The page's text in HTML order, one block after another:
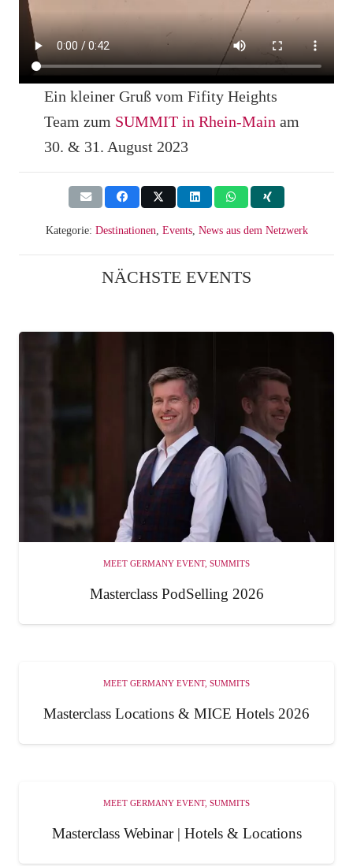
Ein kleiner Gruß vom Fifity Heights
Team zum SUMMIT in Rhein-Main am
30. & 31. August 2023
Kategorie: Destinationen, Events, News aus dem Netzwerk
NÄCHSTE EVENTS
MEET GERMANY EVENT, SUMMITS
Masterclass PodSelling 2026
MEET GERMANY EVENT, SUMMITS
Masterclass Locations & MICE Hotels 2026
MEET GERMANY EVENT, SUMMITS
Masterclass Webinar | Hotels & Locations